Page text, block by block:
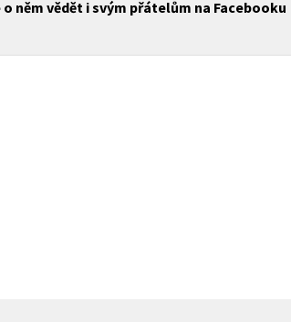
něm vědět i svým přátelům na Facebooku